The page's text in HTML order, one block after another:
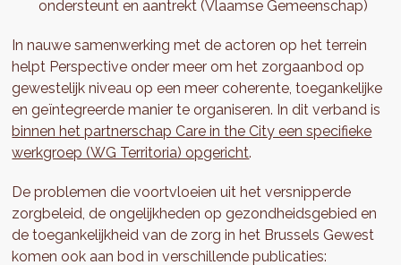
ondersteunt en aantrekt (Vlaamse Gemeenschap)
In nauwe samenwerking met de actoren op het terrein
helpt Perspective onder meer om het zorgaanbod op
gewestelijk niveau op een meer coherente, toegankelijke
en geïntegreerde manier te organiseren. In dit verband is
binnen het partnerschap Care in the City een specifieke
werkgroep (WG Territoria) opgericht.
De problemen die voortvloeien uit het versnipperde
zorgbeleid, de ongelijkheden op gezondheidsgebied en
de toegankelijkheid van de zorg in het Brussels Gewest
komen ook aan bod in verschillende publicaties: